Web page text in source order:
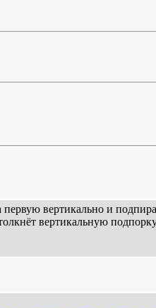
вертикально и
вертикальную